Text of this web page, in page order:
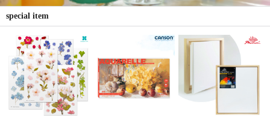
special item